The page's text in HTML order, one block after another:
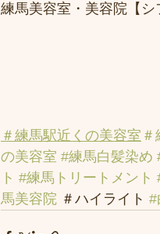
練馬美容室・美容院【シ
＃練馬駅近くの美容室
の美容室 #練馬白髪染め
ト #練馬トリートメント
馬美容院 ＃ハイライト #